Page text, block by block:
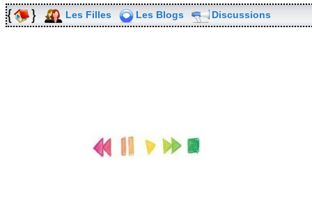
Les Filles Les Blogs Discussions